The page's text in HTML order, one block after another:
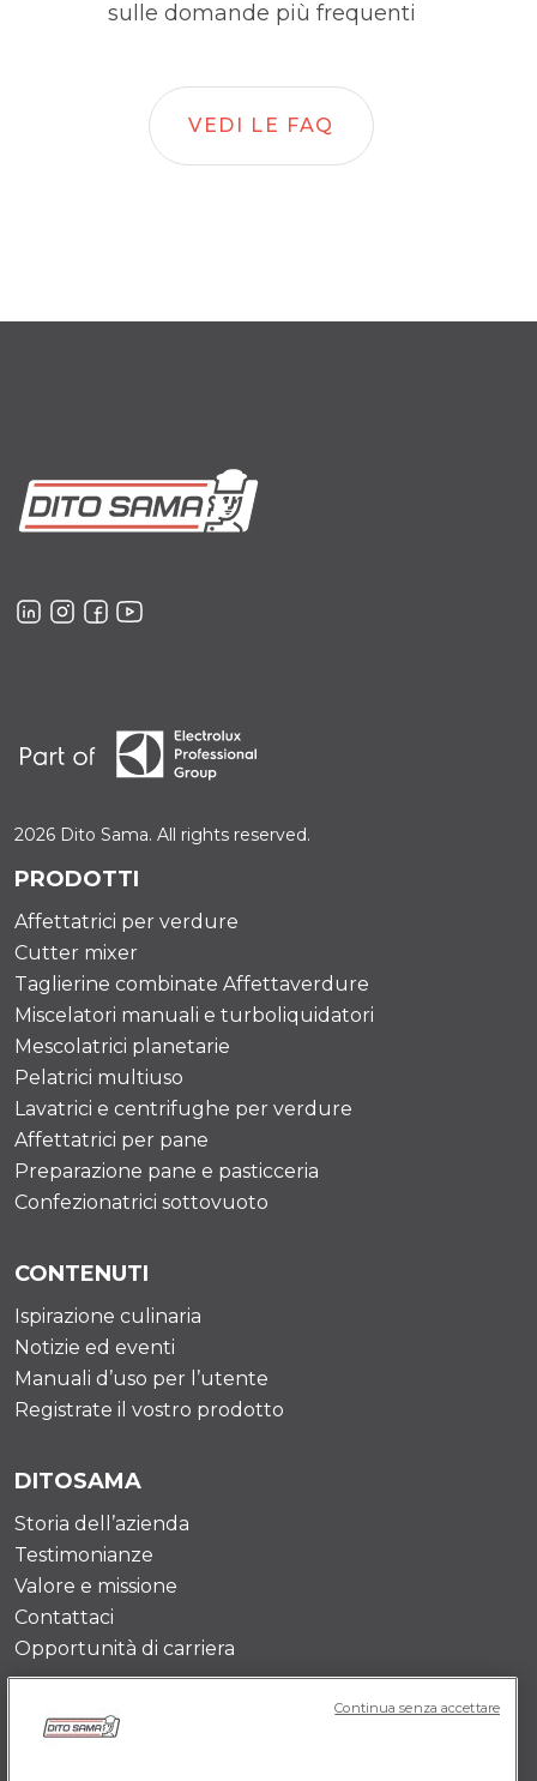
sulle domande più frequenti
VEDI LE FAQ
2026 Dito Sama. All rights reserved.
PRODOTTI
Affettatrici per verdure
Cutter mixer
Taglierine combinate Affettaverdure
Miscelatori manuali e turboliquidatori
Mescolatrici planetarie
Pelatrici multiuso
Lavatrici e centrifughe per verdure
Affettatrici per pane
Preparazione pane e pasticceria
Confezionatrici sottovuoto
CONTENUTI
Ispirazione culinaria
Notizie ed eventi
Manuali d’uso per l’utente
Registrate il vostro prodotto
DITOSAMA
Storia dell’azienda
Testimonianze
Valore e missione
Contattaci
Opportunità di carriera
POLICY IT Continua senza accettare